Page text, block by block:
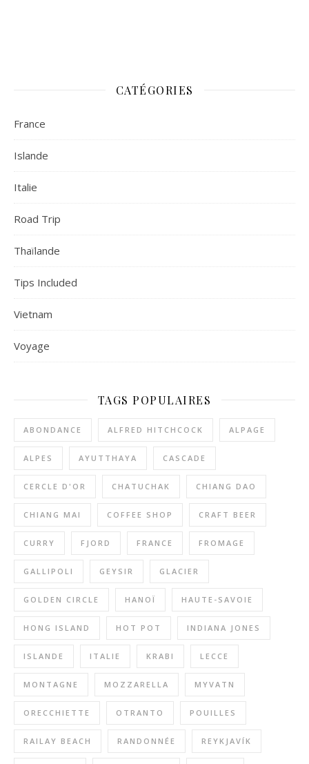
CATÉGORIES
France
Islande
Italie
Road Trip
Thaïlande
Tips Included
Vietnam
Voyage
TAGS POPULAIRES
ABONDANCE ALFRED HITCHCOCK ALPAGE
ALPES AYUTTHAYA CASCADE
CERCLE D'OR CHATUCHAK CHIANG DAO
CHIANG MAI COFFEE SHOP CRAFT BEER
CURRY FJORD FRANCE FROMAGE
GALLIPOLI GEYSIR GLACIER
GOLDEN CIRCLE HANOÏ HAUTE-SAVOIE
HONG ISLAND HOT POT INDIANA JONES
ISLANDE ITALIE KRABI LECCE
MONTAGNE MOZZARELLA MYVATN
ORECCHIETTE OTRANTO POUILLES
RAILAY BEACH RANDONNÉE REYKJAVÍK